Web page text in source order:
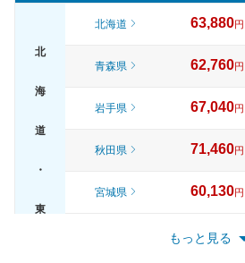
北
海
道
・
東
北海道 63,880円
青森県 62,760円
岩手県 67,040円
秋田県 71,460円
宮城県 60,130円
65,820 円
もっと見る